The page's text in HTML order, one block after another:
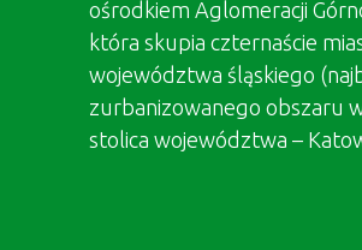
ośrodkiem Aglomeracji
która skupia czternaście
województwa śląskiego
zurbanizowanego obszaru
stolica województwa –